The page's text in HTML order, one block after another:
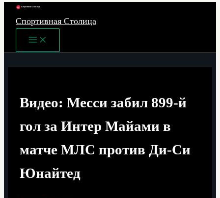
Спортивная Столица
Main
Menu
Видео: Месси забил 899-й
гол за Интер Майами в
матче МЛС против Ди-Си
Юнайтед